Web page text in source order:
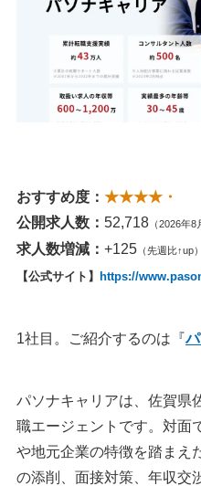
おすすめ度： ★★★★・
公開求人数： 52,718 （2026年8
求人数増減： +125 （先週比↑up）
【公式サイト】 https://
1社目。ご紹介するのは『
パソナキャリアは、佐賀県
職エージェントです。対面
や地元企業の特徴を踏まえ
の添削、面接対策、年収交